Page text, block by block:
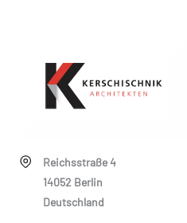
Reichsstraße 4
14052 Berlin
Deutschland